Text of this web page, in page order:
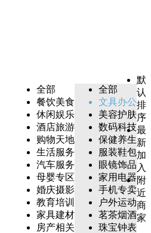
全部
餐饮美食
休闲娱乐
酒店旅游
购物天地
生活服务
汽车服务
母婴专区
婚庆摄影
教育培训
家具建材
房产相关
全部
文具办公
美容护肤
数码科技
保健养生
服装鞋包
眼镜饰品
家用电器
手机专卖
户外运动
茗茶烟酒
珠宝钟表
默
认
排
序
最
新
加
入
附
近
商
家